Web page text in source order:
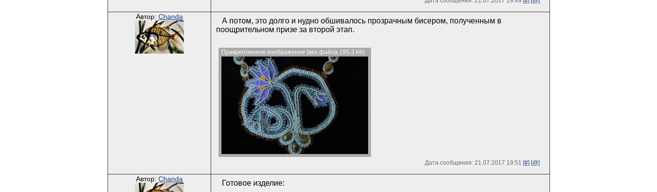
Автор: Chanda
А потом, это долго и нудно обшивалось прозрачным бисером, полученным в
поощрительном призе за второй этап.
Прикрепленное изображение (вес файла 195.3 Кб)
Дата сообщения: 21.07.2017 19:51 [#] [@]
Автор: Chanda Готовое изделие: